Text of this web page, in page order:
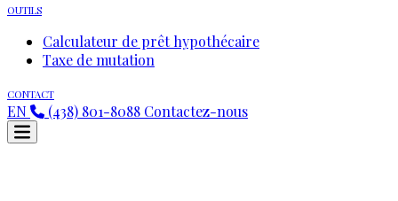
OUTILS
Calculateur de prêt hypothécaire
Taxe de mutation
CONTACT
EN (438) 801-8088 Contactez-nous